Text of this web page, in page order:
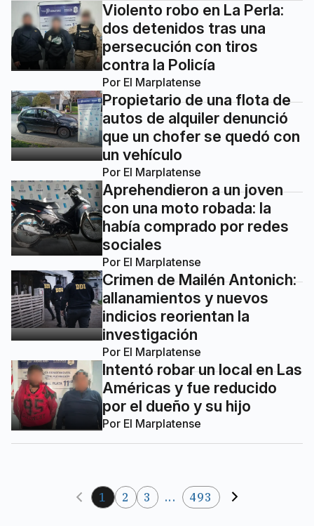
Violento robo en La Perla:
dos detenidos tras una
persecución con tiros
contra la Policía
Por El Marplatense
Propietario de una flota de
autos de alquiler denunció
que un chofer se quedó con
un vehículo
Por El Marplatense
Aprehendieron a un joven
con una moto robada: la
había comprado por redes
sociales
Por El Marplatense
Crimen de Mailén Antonich:
allanamientos y nuevos
indicios reorientan la
investigación
Por El Marplatense
Intentó robar un local en Las
Américas y fue reducido
por el dueño y su hijo
Por El Marplatense
1 2 3 ... 493